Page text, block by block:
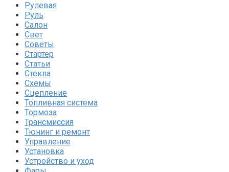
Рулевая
Руль
Салон
Свет
Советы
Стартер
Статьи
Стекла
Схемы
Сцепление
Топливная система
Тормоза
Трансмиссия
Тюнинг и ремонт
Управление
Установка
Устройство и уход